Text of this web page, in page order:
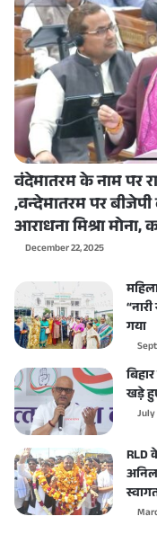
वंदेमातरम के नाम पर
,वन्देमातरम पर बीजेपी
आराधना मिश्रा मोना,
December 22, 2025
गया
खड़े
July
RLD